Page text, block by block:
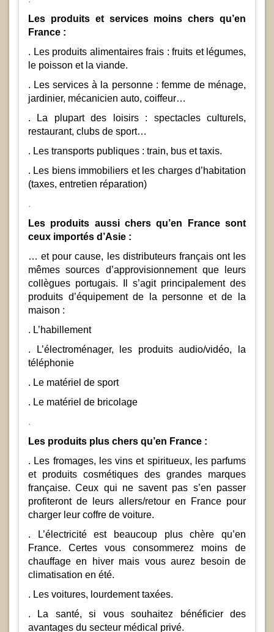
Les produits et services moins chers qu’en
France :
. Les produits alimentaires frais : fruits et légumes,
le poisson et la viande.
. Les services à la personne : femme de ménage,
jardinier, mécanicien auto, coiffeur…
. La plupart des loisirs : spectacles culturels,
restaurant, clubs de sport…
. Les transports publiques : train, bus et taxis.
. Les biens immobiliers et les charges d’habitation
(taxes, entretien réparation)
.
Les produits aussi chers qu’en France sont
ceux importés d’Asie :
… et pour cause, les distributeurs français ont les
mêmes sources d’approvisionnement que leurs
collègues portugais. Il s’agit principalement des
produits d’équipement de la personne et de la
maison :
. L’habillement
. L’électroménager, les produits audio/vidéo, la
téléphonie
. Le matériel de sport
. Le matériel de bricolage
.
Les produits plus chers qu’en France :
. Les fromages, les vins et spiritueux, les parfums
et produits cosmétiques des grandes marques
française. Ceux qui ne savent pas s’en passer
profiteront de leurs allers/retour en France pour
charger leur coffre de voiture.
. L’électricité est beaucoup plus chère qu’en
France. Certes vous consommerez moins de
chauffage en hiver mais vous aurez besoin de
climatisation en été.
. Les voitures, lourdement taxées.
. La santé, si vous souhaitez bénéficier des
avantages du secteur médical privé.